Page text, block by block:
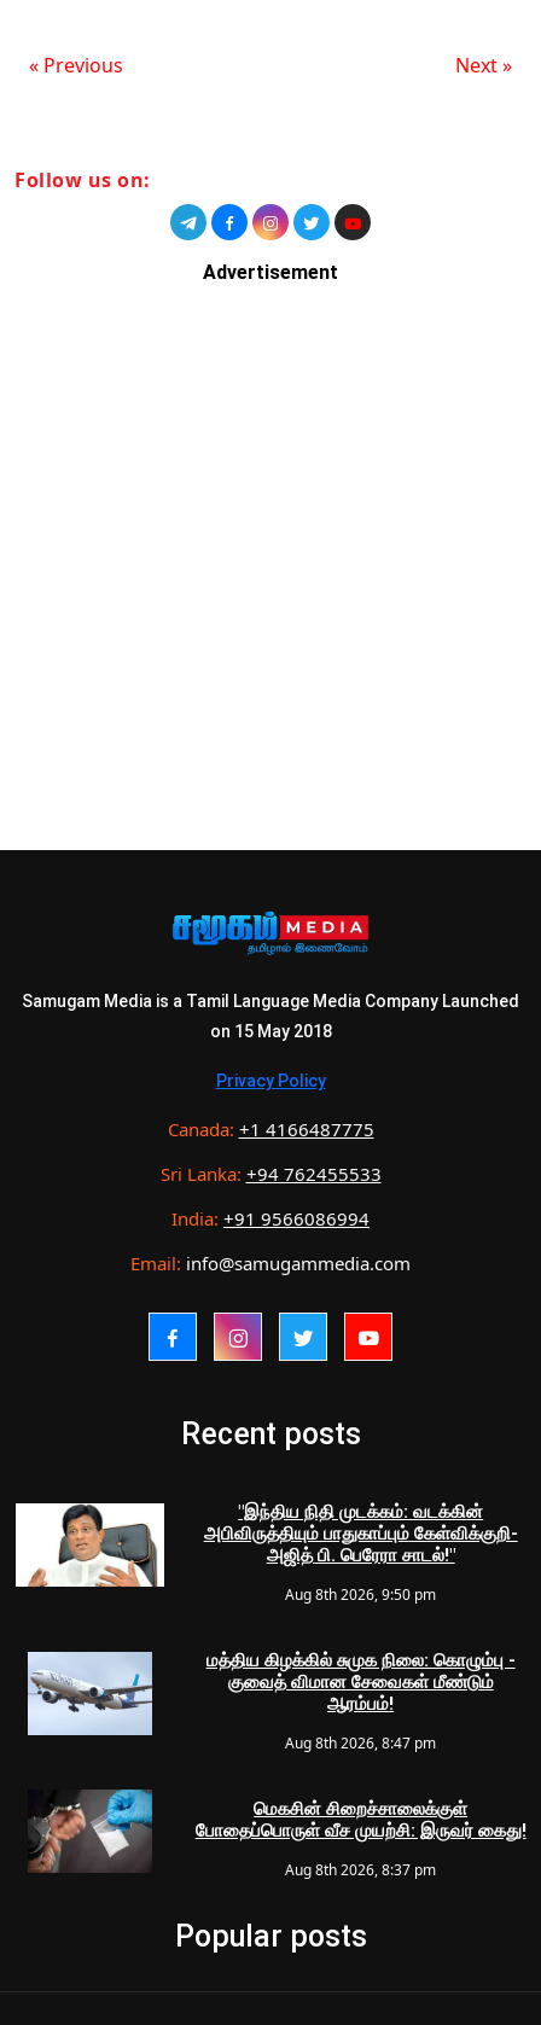
« Previous Next »
Follow us on:
Advertisement
Samugam Media is a Tamil Language Media Company Launched
on 15 May 2018
Privacy Policy
Canada: +1 4166487775
Sri Lanka: +94 762455533
India: +91 9566086994
Email: info@samugammedia.com
Recent posts
"இந்திய நிதி முடக்கம்: வடக்கின்
அபிவிருத்தியும் பாதுகாப்பும் கேள்விக்குறி-
அஜித் பி. பெரேரா சாடல்!"
Aug 8th 2026, 9:50 pm
மத்திய கிழக்கில் சுமுக நிலை: கொழும்பு -
குவைத் விமான சேவைகள் மீண்டும்
ஆரம்பம்!
Aug 8th 2026, 8:47 pm
மெகசின் சிறைச்சாலைக்குள்
போதைப்பொருள் வீச முயற்சி: இருவர் கைது!
Aug 8th 2026, 8:37 pm
Popular posts